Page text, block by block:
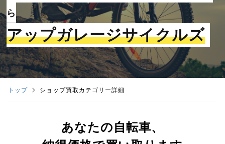
ら
アップガレージサイクルズ
トップ ショップ買取カテゴリー詳細
あなたの自転車、